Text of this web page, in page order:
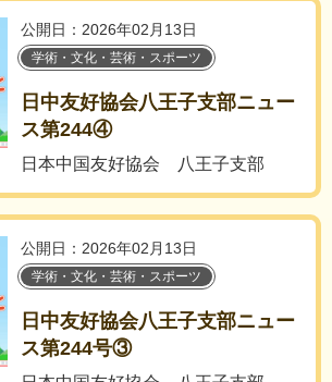
公開日：2026年02月13日
学術・文化・芸術・スポーツ
日中友好協会八王子支部ニュー
ス第244④
日本中国友好協会 八王子支部
公開日：2026年02月13日
学術・文化・芸術・スポーツ
日中友好協会八王子支部ニュー
ス第244号③